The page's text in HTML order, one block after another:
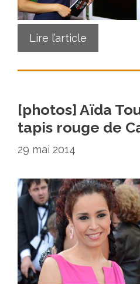
Lire l’article
[photos] Aïda
tapis rouge de
29 mai 2014